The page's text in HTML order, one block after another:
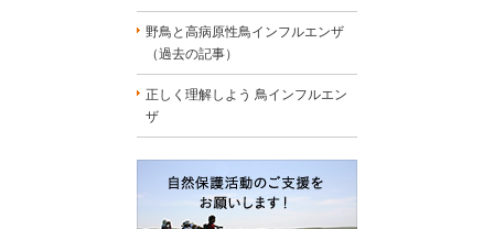
野鳥と高病原性鳥インフルエンザ
（過去の記事）
正しく理解しよう 鳥インフルエン
ザ